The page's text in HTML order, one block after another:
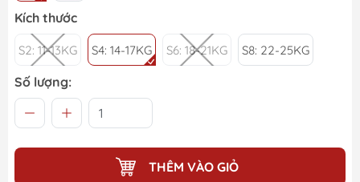
Kích thước
S2: 11-13KG S4: 14-17KG S6: 18-21KG S8: 22-25KG
Số lượng:
THÊM VÀO GIỎ